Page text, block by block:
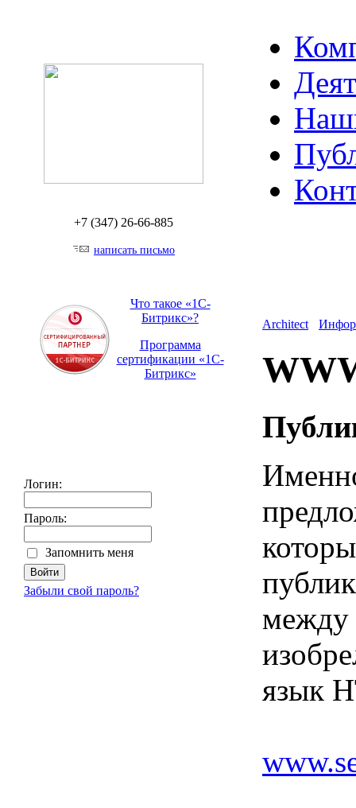
+7 (347) 26-66-885
написать письмо
Что такое «1С-
Битрикс»?
Программа
сертификации «1С-
Битрикс»
Логин:
Пароль:
Запомнить меня
Забыли свой пароль?
Architect
между
язык